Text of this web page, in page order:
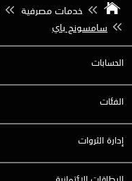
خدمات مصرفية
سامسونج باي
الحسابات
الفئات
إدارة الثروات